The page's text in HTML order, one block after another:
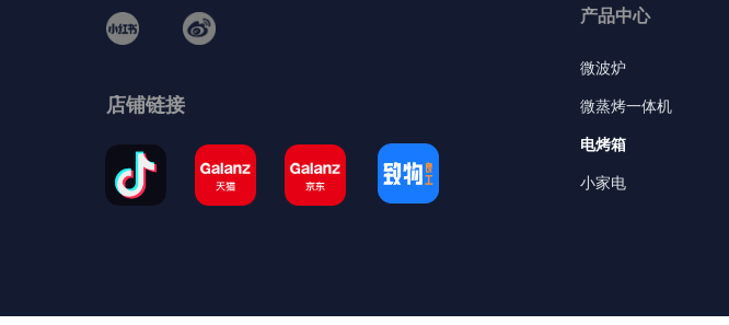
店铺链接
微波炉
微蒸烤一体机
电烤箱
小家电
产品中心